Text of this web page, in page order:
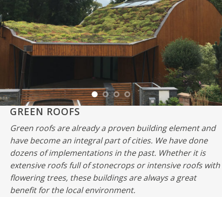
GREEN ROOFS
Green roofs are already a proven building element and
have become an integral part of cities. We have done
dozens of implementations in the past. Whether it is
extensive roofs full of stonecrops or intensive roofs with
flowering trees, these buildings are always a great
benefit for the local environment.